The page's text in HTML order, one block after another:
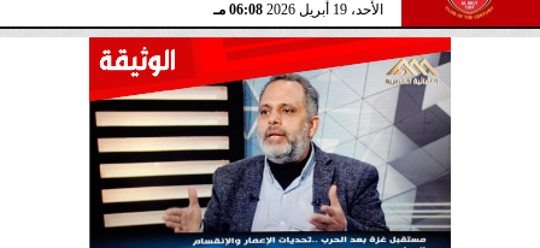
الأحد، 19 أبريل 2026 06:08 مـ